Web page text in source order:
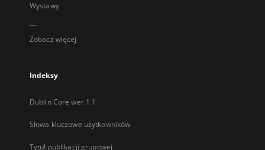
Wystawy
...
Zobacz więcej
Indeksy
Dublin Core wer.1.1
Słowa kluczowe użytkowników
Tytuł publikacji grupowej